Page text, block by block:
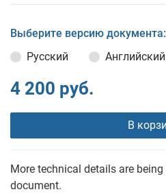
Выберите версию документа:
Русский
Английский
4 200 руб.
В
More technical details are
document.